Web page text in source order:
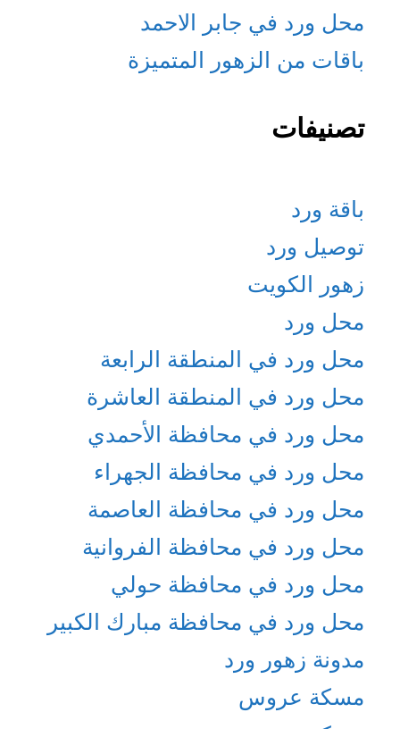
محل ورد في جابر الاحمد
باقات من الزهور المتميزة
تصنيفات
باقة ورد
توصيل ورد
زهور الكويت
محل ورد
محل ورد في المنطقة الرابعة
محل ورد في المنطقة العاشرة
محل ورد في محافظة الأحمدي
محل ورد في محافظة الجهراء
محل ورد في محافظة العاصمة
محل ورد في محافظة الفروانية
محل ورد في محافظة حولي
محل ورد في محافظة مبارك الكبير
مدونة زهور ورد
مسكة عروس